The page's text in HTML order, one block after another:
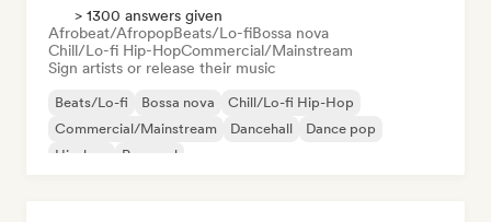
> 1300 answers given
Afrobeat/AfropopBeats/Lo-fiBossa nova
Chill/Lo-fi Hip-HopCommercial/Mainstream
Sign artists or release their music
Beats/Lo-fi Bossa nova
Chill/Lo-fi Hip-Hop
Commercial/Mainstream
Dancehall
Dance pop
Hip-hop
Pop soul